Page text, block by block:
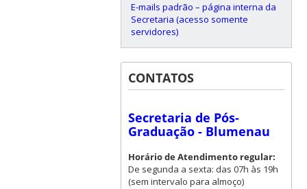
E-mails padrão – página interna da
Secretaria (acesso somente
servidores)
CONTATOS
Secretaria de Pós-
Graduação - Blumenau
Horário de Atendimento regular:
De segunda a sexta: das 07h às 19h
(sem intervalo para almoço)